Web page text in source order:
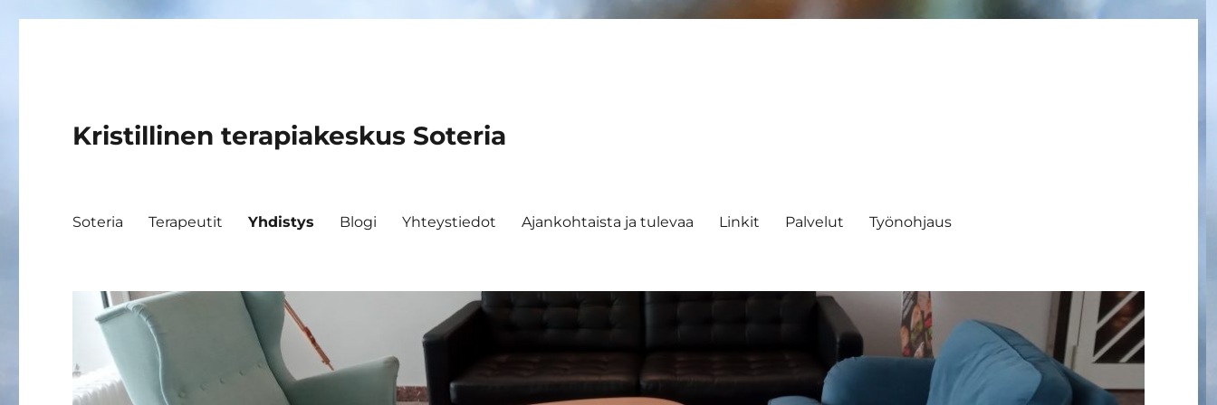
Kristillinen terapiakeskus Soteria
Soteria Terapeutit Yhdistys Blogi Yhteystiedot Ajankohtaista ja tulevaa Linkit Palvelut Työnohjaus